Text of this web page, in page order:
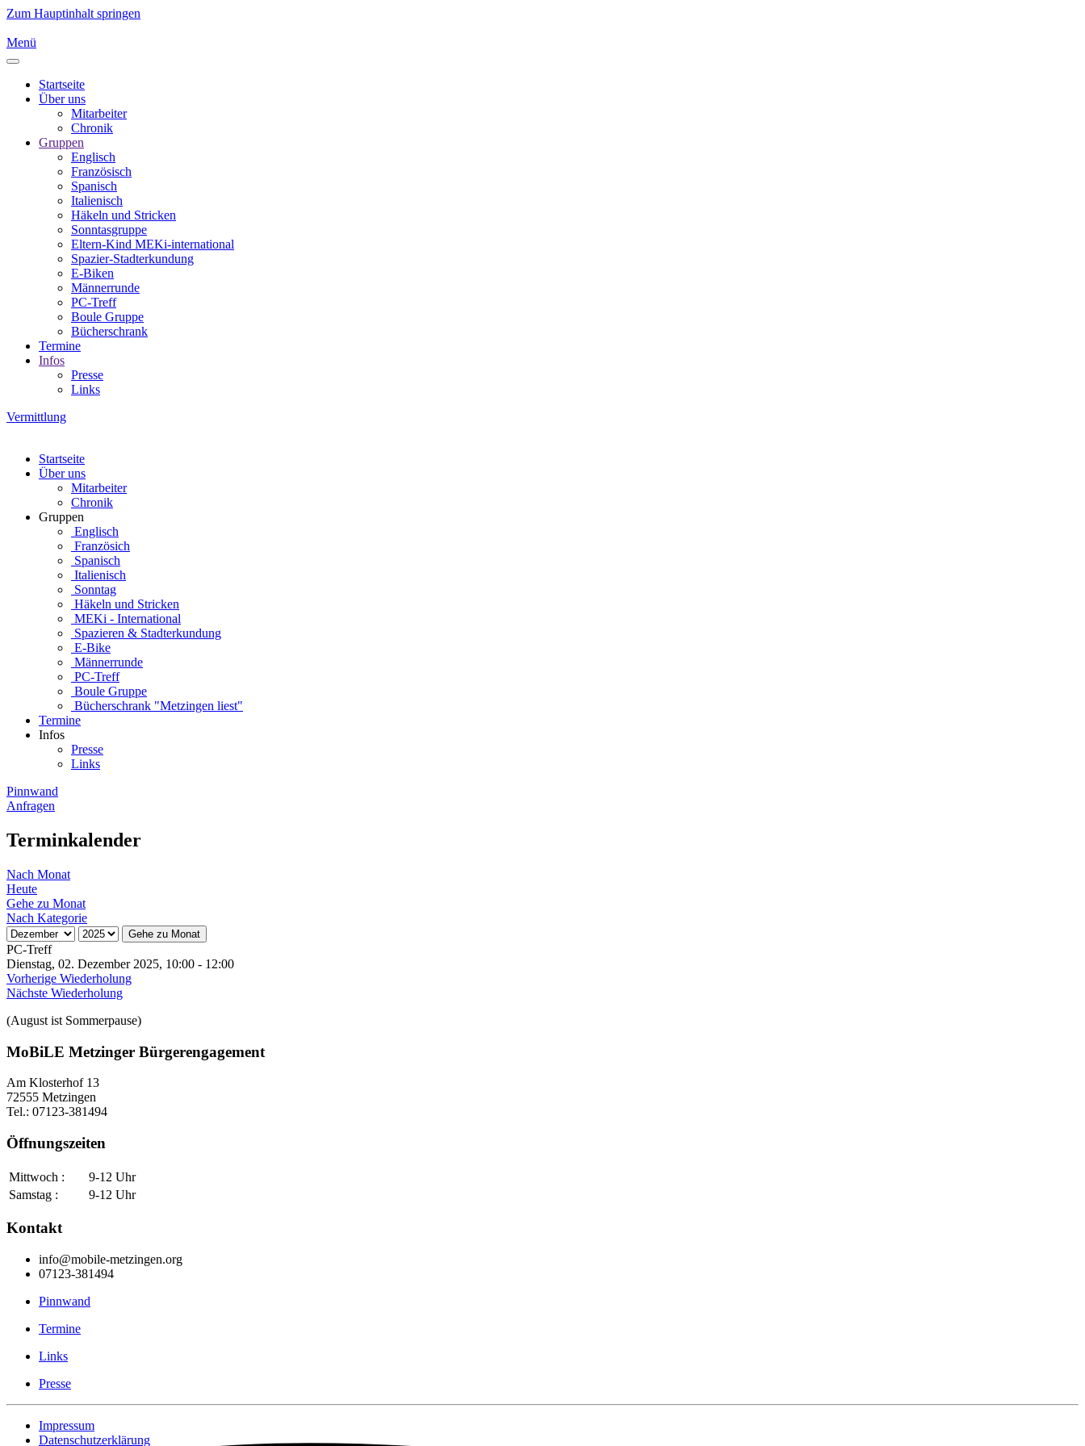
Zum Hauptinhalt springen
Menü
Startseite
Über uns
Mitarbeiter
Chronik
Gruppen
Englisch
Französisch
Spanisch
Italienisch
Häkeln und Stricken
Sonntasgruppe
Eltern-Kind MEKi-international
Spazier-Stadterkundung
E-Biken
Männerrunde
PC-Treff
Boule Gruppe
Bücherschrank
Termine
Infos
Presse
Links
Vermittlung
Startseite
Über uns
Mitarbeiter
Chronik
Gruppen
Englisch
Französich
Spanisch
Italienisch
Sonntag
Häkeln und Stricken
MEKi - International
Spazieren & Stadterkundung
E-Bike
Männerrunde
PC-Treff
Boule Gruppe
Bücherschrank "Metzingen liest"
Termine
Infos
Presse
Links
Pinnwand
Anfragen
Terminkalender
Nach Monat
Heute
Gehe zu Monat
Nach Kategorie
Gehe zu Monat
PC-Treff
Dienstag, 02. Dezember 2025, 10:00 - 12:00
Vorherige Wiederholung
Nächste Wiederholung
(August ist Sommerpause)
MoBiLE Metzinger Bürgerengagement
Am Klosterhof 13
72555 Metzingen
Tel.: 07123-381494
Öffnungszeiten
Mittwoch :
9-12 Uhr
Samstag :
9-12 Uhr
Kontakt
info@mobile-metzingen.org
07123-381494
Pinnwand
Termine
Links
Presse
Impressum
Datenschutzerklärung